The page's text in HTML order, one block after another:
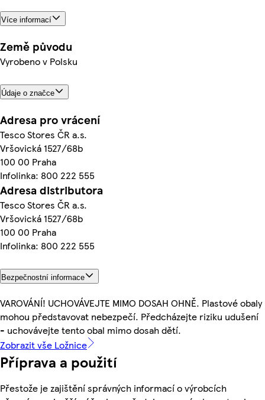
Více informací
Země původu
Vyrobeno v Polsku
Údaje o značce
Adresa pro vrácení
Tesco Stores ČR a.s.
Vršovická 1527/68b
100 00 Praha
Infolinka: 800 222 555
Adresa distributora
Tesco Stores ČR a.s.
Vršovická 1527/68b
100 00 Praha
Infolinka: 800 222 555
Bezpečnostní informace
VAROVÁNÍ! UCHOVÁVEJTE MIMO DOSAH OHNĚ. Plastové obaly
mohou představovat nebezpečí. Předcházejte riziku udušení
- uchovávejte tento obal mimo dosah dětí.
Zobrazit vše Ložnice
Příprava a použití
Přestože je zajištění správných informací o výrobcích